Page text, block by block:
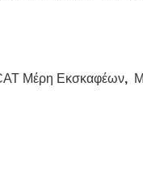
Μέρη Εκσκαφέων,